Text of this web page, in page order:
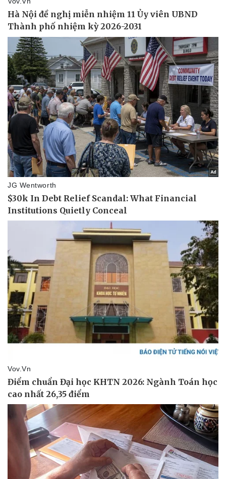
Pháp luật
Vụ án
Tin nóng
Tư vấn luật
Quân sự - Quốc phòng
Vũ khí
Việt Nam
Phân tích